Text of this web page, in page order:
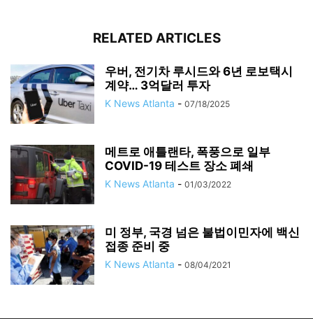
RELATED ARTICLES
우버, 전기차 루시드와 6년 로보택시
계약… 3억달러 투자
K News Atlanta - 07/18/2025
메트로 애틀랜타, 폭풍으로 일부
COVID-19 테스트 장소 폐쇄
K News Atlanta - 01/03/2022
미 정부, 국경 넘은 불법이민자에 백신
접종 준비 중
K News Atlanta - 08/04/2021